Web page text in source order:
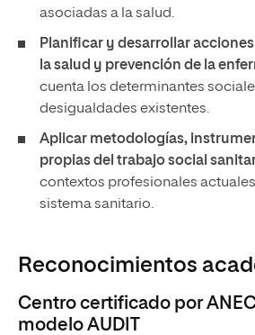
asociadas a la salud.
Planificar y desarrollar
la salud y prevención de la
cuenta los determinantes
desigualdades existentes.
Aplicar metodologías,
propias del trabajo social
contextos profesionales actuales
sistema sanitario.
Reconocimientos
Centro certificado por
modelo AUDIT